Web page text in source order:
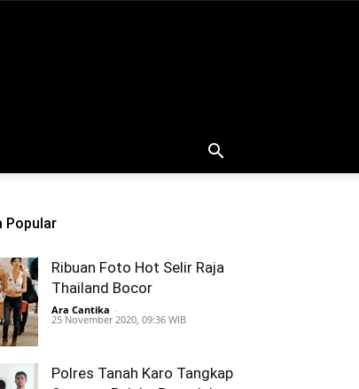
Popular
Ribuan Foto Hot Selir Raja
Thailand Bocor
Ara Cantika -
25 November 2020, 09:36 WIB
Polres Tanah Karo Tangkap